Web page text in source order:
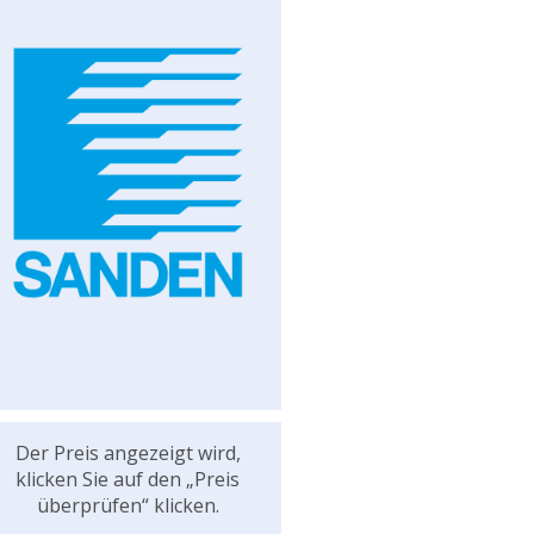
Der Preis angezeigt wird,
klicken Sie auf den „Preis
überprüfen“ klicken.